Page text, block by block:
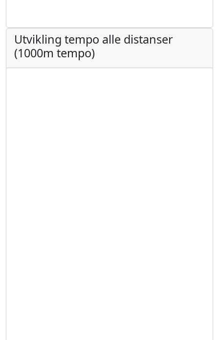
Utvikling tempo alle distanser
(1000m tempo)